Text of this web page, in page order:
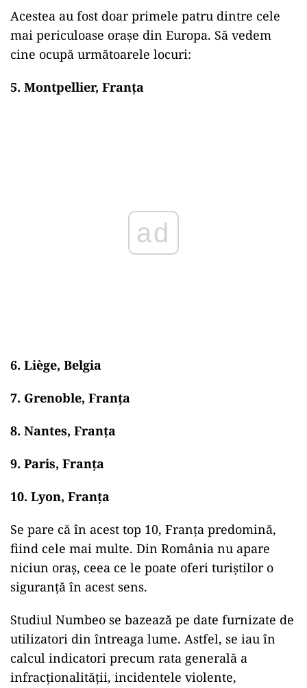
Acestea au fost doar primele patru dintre cele
mai periculoase orașe din Europa. Să vedem
cine ocupă următoarele locuri:
5. Montpellier, Franța
ad
6. Liège, Belgia
7. Grenoble, Franța
8. Nantes, Franța
9. Paris, Franța
10. Lyon, Franța
Se pare că în acest top 10, Franța predomină,
fiind cele mai multe. Din România nu apare
niciun oraș, ceea ce le poate oferi turiștilor o
siguranță în acest sens.
Studiul Numbeo se bazează pe date furnizate de
utilizatori din întreaga lume. Astfel, se iau în
calcul indicatori precum rata generală a
infracționalității, incidentele violente,